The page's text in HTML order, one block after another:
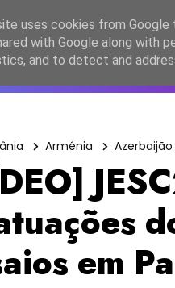
ESC2027 JESC2026
Arménia Azerbaijão
em
uses cookies from
with Google along with
and to detect and